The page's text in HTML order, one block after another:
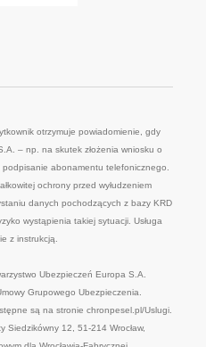
otrzymuje powiadomienie, gdy
– np. na skutek złożenia wniosku o
abonamentu telefonicznego.
ochrony przed wyłudzeniem
danych pochodzących z bazy KRD
wystąpienia takiej sytuacji. Usługa
z instrukcją.
Ubezpieczeń Europa S.A.
Grupowego Ubezpieczenia.
są na stronie chronpesel.pl/Uslugi.
Siedzikówny 12, 51-214 Wrocław,